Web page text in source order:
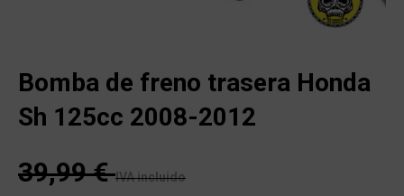
Bomba de freno trasera Honda
Sh 125cc 2008-2012
39,99€ IVA incluido